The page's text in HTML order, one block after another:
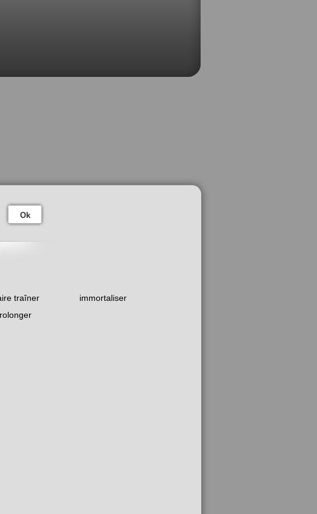
Ok
traîner
immortaliser